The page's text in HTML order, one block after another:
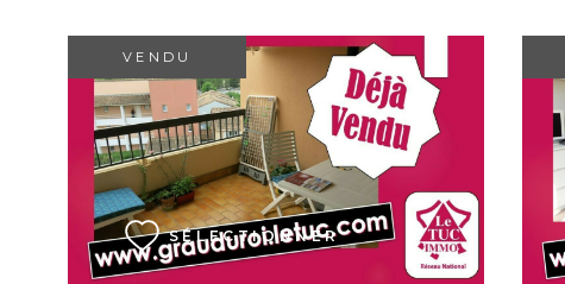
VENDU
SÉLECTIONNER
VOIR LE BIEN